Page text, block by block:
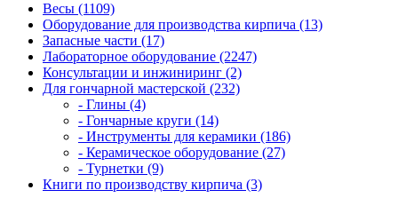
Весы (1109)
Оборудование для производства кирпича (13)
Запасные части (17)
Лабораторное оборудование (2247)
Консультации и инжиниринг (2)
Для гончарной мастерской (232)
- Глины (4)
- Гончарные круги (14)
- Инструменты для керамики (186)
- Керамическое оборудование (27)
- Турнетки (9)
Книги по производству кирпича (3)